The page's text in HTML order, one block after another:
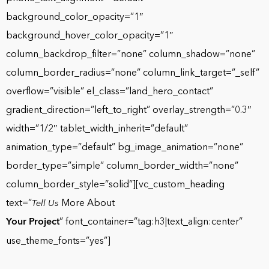
background_color_opacity=”1″
background_hover_color_opacity=”1″
column_backdrop_filter=”none” column_shadow=”none”
column_border_radius=”none” column_link_target=”_self”
overflow=”visible” el_class=”land_hero_contact”
gradient_direction=”left_to_right” overlay_strength=”0.3″
width=”1/2″ tablet_width_inherit=”default”
animation_type=”default” bg_image_animation=”none”
border_type=”simple” column_border_width=”none”
column_border_style=”solid”][vc_custom_heading
text=”Tell Us More About
Your Project” font_container=”tag:h3|text_align:center”
use_theme_fonts=”yes”]